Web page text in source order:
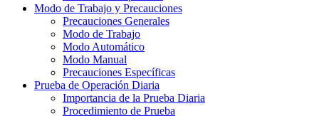
Modo de Trabajo y Precauciones
Precauciones Generales
Modo de Trabajo
Modo Automático
Modo Manual
Precauciones Específicas
Prueba de Operación Diaria
Importancia de la Prueba Diaria
Procedimiento de Prueba